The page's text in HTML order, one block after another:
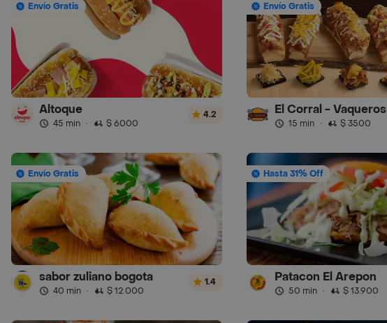
Envío Gratis
Altoque
45 min · $ 6000
4.2
Envío Gratis
El Corral - Vaqueros
15 min · $ 3500
Envío Gratis
sabor zuliano bogota
40 min · $ 12.000
1.4
Hasta 31% Off
Patacon El Arepon
50 min · $ 13.900